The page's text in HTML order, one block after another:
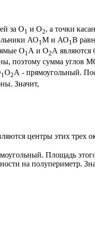
за O1 и O2, а точки
АО1М и АО1В
О1А и О2А являются
поэтому сумма углов
1О2А - прямоугольный.
Значит,
центры этих трех
Площадь
на полупериметр.